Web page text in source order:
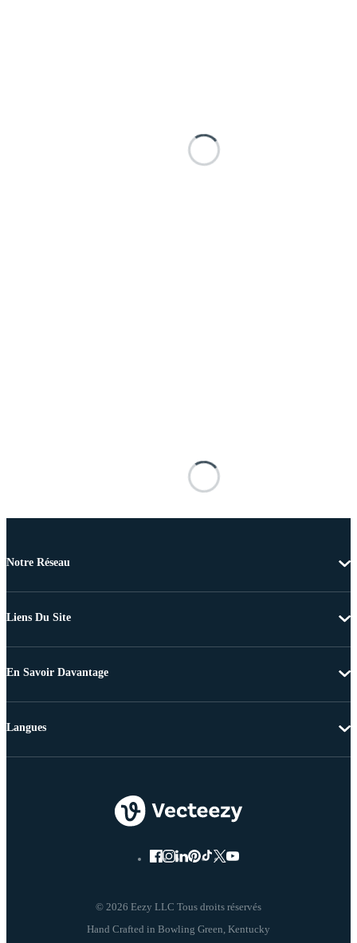
Notre Réseau
Liens Du Site
En Savoir Davantage
© 2026 Eezy LLC Tous droits réservés
Langues